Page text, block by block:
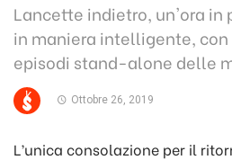
Lancette indietro, un'ora in
in maniera intelligente,
episodi stand-alone delle
Ottobre 26, 2019
L’unica consolazione per il